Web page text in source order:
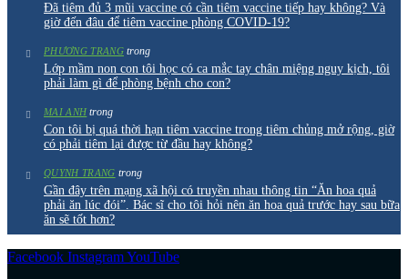
Đã tiêm đủ 3 mũi vaccine có cần tiêm vaccine tiếp hay không? Và
giờ đến đâu để tiêm vaccine phòng COVID-19?
PHƯƠNG TRANGtrong
Lớp mầm non con tôi học có ca mắc tay chân miệng nguy kịch, tôi
phải làm gì để phòng bệnh cho con?
MAI ANH trong
Con tôi bị quá thời hạn tiêm vaccine trong tiêm chủng mở rộng, giờ
có phải tiêm lại được từ đầu hay không?
QUYNH TRANG trong
Gần đây trên mạng xã hội có truyền nhau thông tin “Ăn hoa quả
phải ăn lúc đói”. Bác sĩ cho tôi hỏi nên ăn hoa quả trước hay sau bữa
ăn sẽ tốt hơn?
Facebook InstagramYouTube